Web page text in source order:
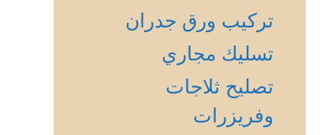
تركيب ورق جدران
تسليك مجاري
تصليح ثلاجات
وفريزرات